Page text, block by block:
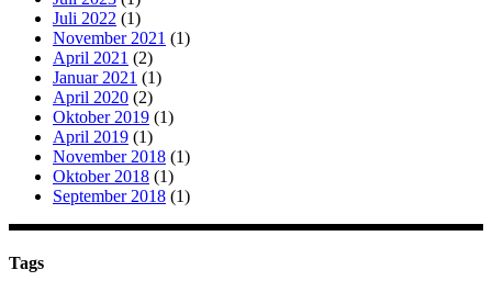
Juli 2022 (1)
November 2021 (1)
April 2021 (2)
Januar 2021 (1)
April 2020 (2)
Oktober 2019 (1)
April 2019 (1)
November 2018 (1)
Oktober 2018 (1)
September 2018 (1)
Tags